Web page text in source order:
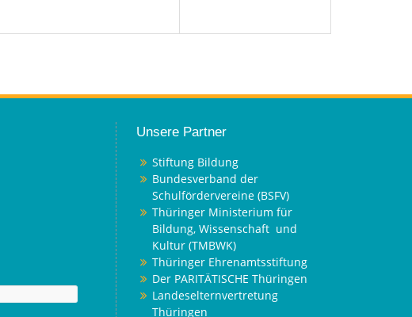
Unsere Partner
Stiftung Bildung
Bundesverband der
Schulfördervereine (BSFV)
Thüringer Ministerium für
Bildung, Wissenschaft und
Kultur (TMBWK)
Thüringer Ehrenamtsstiftung
Der PARITÄTISCHE Thüringen
Landeselternvertretung
Thüringen